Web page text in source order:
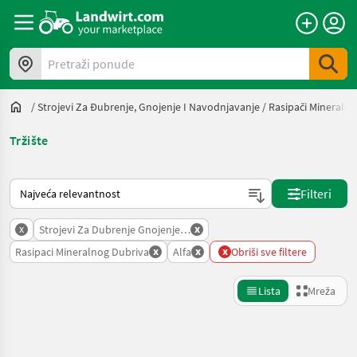
Pretraži ponude
/Strojevi Za Đubrenje, Gnojenje I Navodnjavanje / Rasipači
Tržište
Način na koji sortira Landwirt.com
Filteri
x Strojevi Za Dubrenje Gnojenje I Navodnjavanje
x
Rasipaci Mineralnog Dubriva x Alfa x x Obriši sve filtere
Lista Mreža